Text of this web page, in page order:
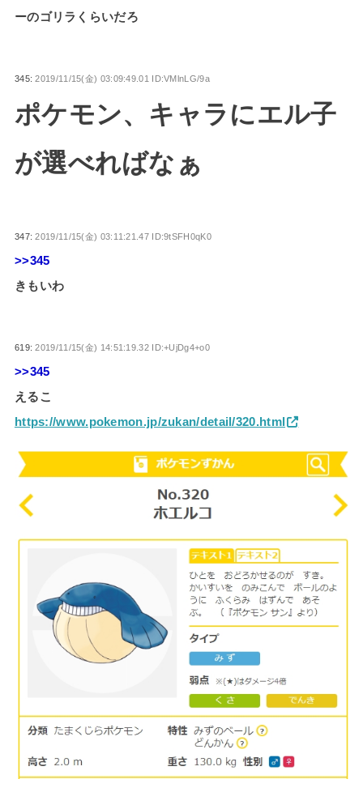
ーのゴリラくらいだろ
345:2019/11/15(金) 03:09:49.01 ID:VMlnLG/9a
ポケモン、キャラにエル子
が選べればなぁ
347:2019/11/15(金) 03:11:21.47 ID:9tSFH0qK0
>>345
きもいわ
619:2019/11/15(金) 14:51:19.32 ID:+UjDg4+o0
>>345
えるこ
https://www.pokemon.jp/zukan/detail/320.html